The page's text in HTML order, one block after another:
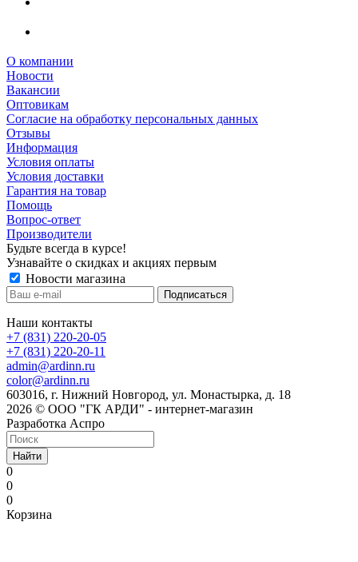
О компании
Новости
Вакансии
Оптовикам
Cогласие на обработку персональных данных
Отзывы
Информация
Условия оплаты
Условия доставки
Гарантия на товар
Помощь
Вопрос-ответ
Производители
Будьте всегда в курсе!
Узнавайте о скидках и акциях первым
Новости магазина
Наши контакты
+7 (831) 220-20-05
+7 (831) 220-20-11
admin@ardinn.ru
color@ardinn.ru
603016, г. Нижний Новгород, ул. Монастырка, д. 18
2026 © ООО "ГК АРДИ" - интернет-магазин
Разработка Аспро
Найти
0
0
0
Корзина